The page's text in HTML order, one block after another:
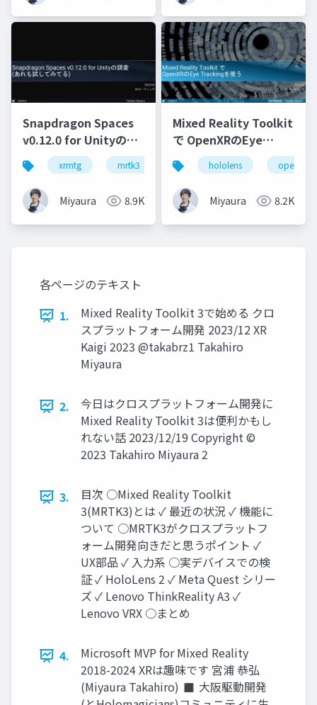
Snapdragon Spaces
v0.12.0 for Unityの調
査(あれも試してみて
る)
xrmtg mrtk3 mixed reality snapdragon
Miyaura 8.9K
Mixed Reality Toolkit
で OpenXRのEye
Trackingを使う
hololens openxr
Miyaura 8.2K
各ページのテキスト
1.
Mixed Reality Toolkit 3で始める クロ
スプラットフォーム開発 2023/12 XR
Kaigi 2023 @takabrz1 Takahiro
Miyaura
2.
今日はクロスプラットフォーム開発に
Mixed Reality Toolkit 3は便利かもし
れない話 2023/12/19 Copyright ©
2023 Takahiro Miyaura 2
3.
目次 ○Mixed Reality Toolkit
3(MRTK3)とは ✓ 最近の状況 ✓ 機能に
ついて ○MRTK3がクロスプラットフ
ォーム開発向きだと思うポイント ✓
UX部品 ✓ 入力系 ○実デバイスでの検
証 ✓ HoloLens 2 ✓ Meta Quest シリー
ズ ✓ Lenovo ThinkReality A3 ✓
Lenovo VRX ○まとめ
4.
Microsoft MVP for Mixed Reality
2018-2024 XRは趣味です 宮浦 恭弘
(Miyaura Takahiro) ◼ 大阪駆動開発